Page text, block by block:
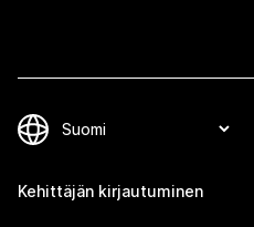
Kehittäjän kirjautuminen